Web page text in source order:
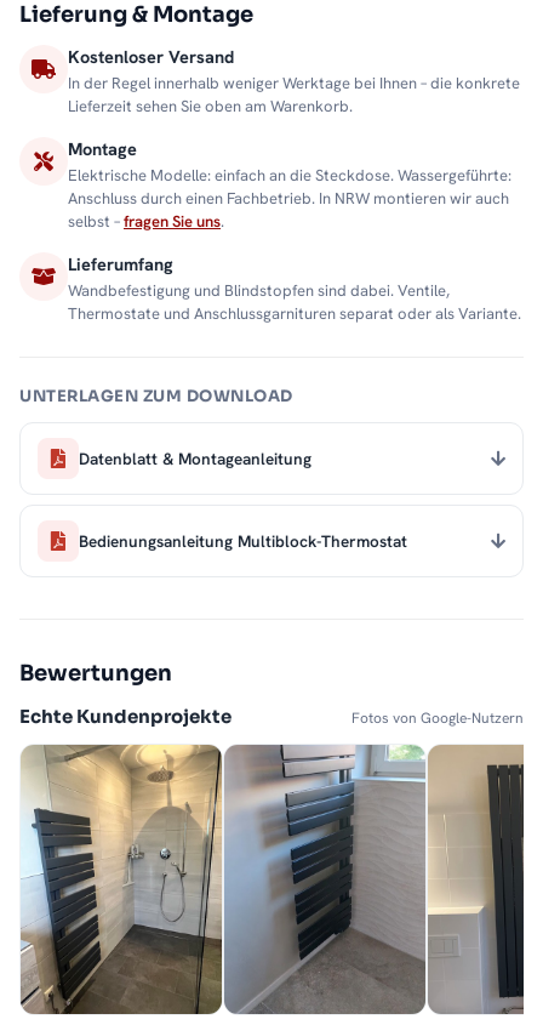
Lieferung & Montage
Kostenloser Versand
In der Regel innerhalb weniger Werktage bei Ihnen – die konkrete
Lieferzeit sehen Sie oben am Warenkorb.
Montage
Elektrische Modelle: einfach an die Steckdose. Wassergeführte:
Anschluss durch einen Fachbetrieb. In NRW montieren wir auch
selbst –fragen Sie uns.
Lieferumfang
Wandbefestigung und Blindstopfen sind dabei. Ventile,
Thermostate und Anschlussgarnituren separat oder als Variante.
UNTERLAGEN ZUM DOWNLOAD
Datenblatt & Montageanleitung
Bedienungsanleitung Multiblock-Thermostat
Bewertungen
Echte Kundenprojekte Fotos von Google-Nutzern